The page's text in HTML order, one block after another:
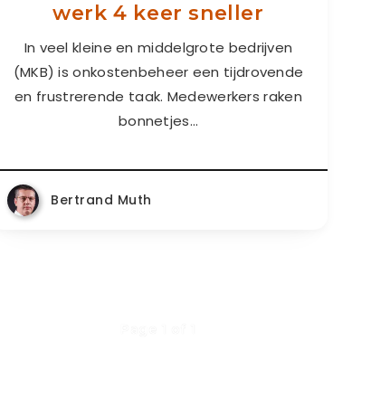
werk 4 keer sneller
In veel kleine en middelgrote bedrijven
(MKB) is onkostenbeheer een tijdrovende
en frustrerende taak. Medewerkers raken
bonnetjes…
Bertrand Muth